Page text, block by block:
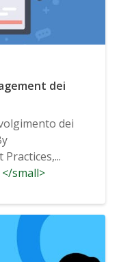
dei
dei
small>